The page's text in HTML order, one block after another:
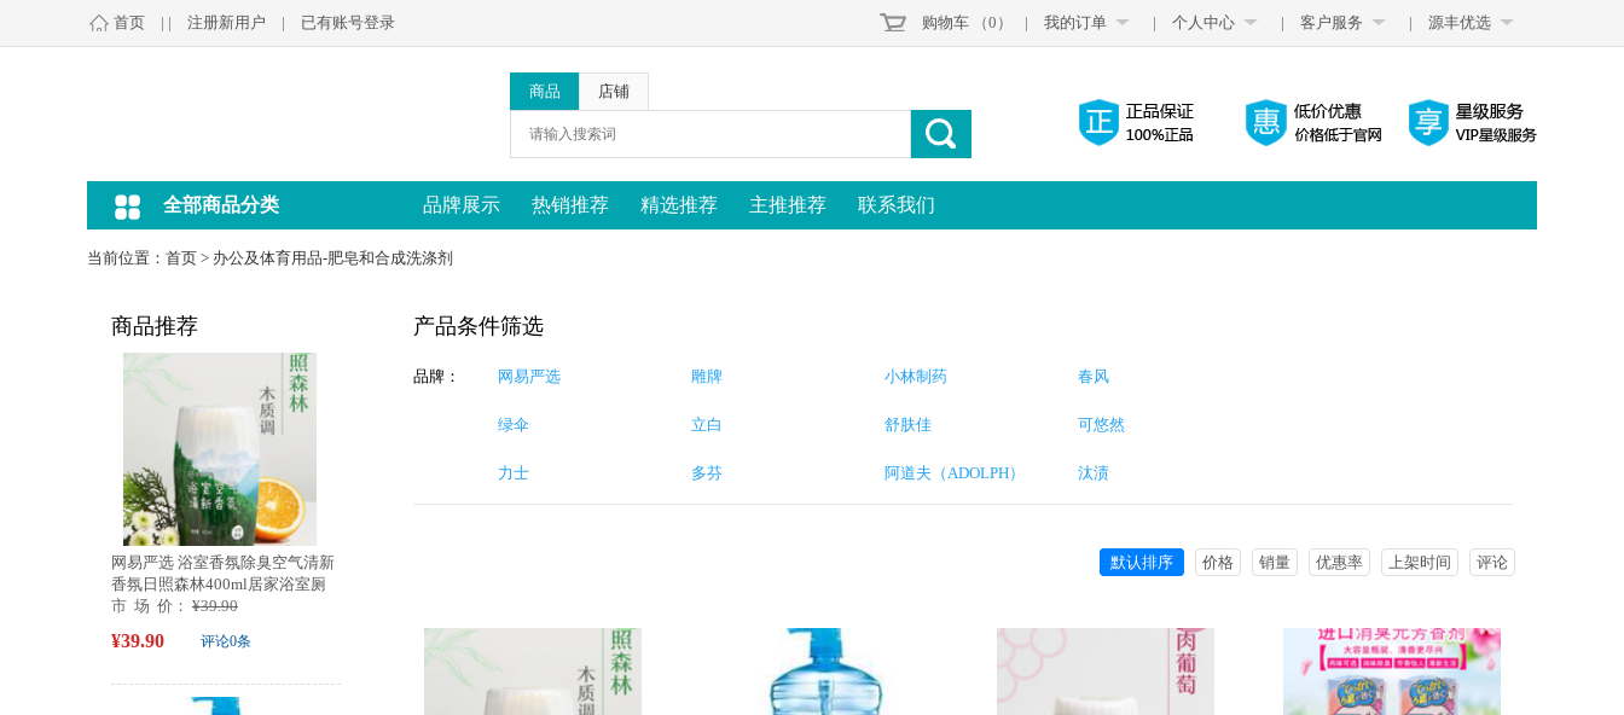
购物车 （0） | 我的订单 | 个人中心 | 客户服务 | 源丰优选
首页 | | 注册新用户 | 已有账号登录
商品 店铺
全部商品分类 品牌展示 热销推荐 精选推荐 主推推荐 联系我们
当前位置： 首页 > 办公及体育用品-肥皂和合成洗涤剂
商品推荐
网易严选 浴室香氛除臭空气清新
香氛日照森林400ml居家浴室厕
所卫生间...
市 场 价： ¥39.90
评论0条
¥39.90
产品条件筛选
品牌： 网易严选 雕牌 小林制药 春风
绿伞 立白 舒肤佳 可悠然
力士 多芬 阿道夫（ADOLPH） 汰渍
默认排序 价格 销量 优惠率 上架时间 评论